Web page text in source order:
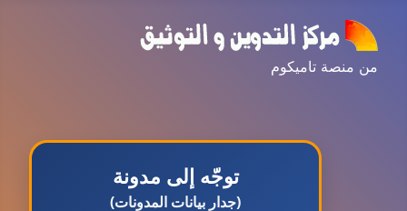
من منصة تاميكوم
توجّه إلى مدونة
(جدار بيانات المدونات)